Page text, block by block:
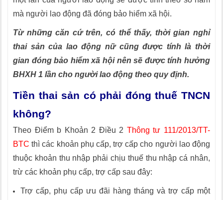
mà người lao động đã đóng bảo hiểm xã hội.
Từ những căn cứ trên, có thể thấy, thời gian nghỉ
thai sản của lao động nữ cũng được tính là thời
gian đóng bảo hiểm xã hội nên sẽ được tính hưởng
BHXH 1 lần cho người lao động theo quy định.
Tiền thai sản có phải đóng thuế TNCN
không?
Theo Điểm b Khoản 2 Điều 2 Thông tư 111/2013/TT-
BTC thì các khoản phụ cấp, trợ cấp cho người lao động
thuộc khoản thu nhập phải chịu thuế thu nhập cá nhân,
trừ các khoản phụ cấp, trợ cấp sau đây:
Trợ cấp, phụ cấp ưu đãi hàng tháng và trợ cấp một